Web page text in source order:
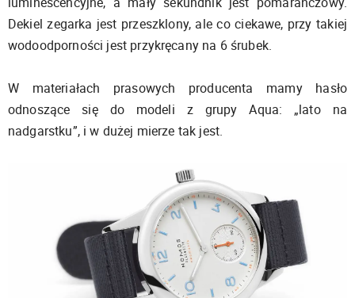
Dekiel zegarka jest przeszklony, ale co ciekawe, przy takiej
wodoodporności jest przykręcany na 6 śrubek.
W materiałach prasowych producenta mamy hasło
odnoszące się do modeli z grupy Aqua: „lato na
nadgarstku”, i w dużej mierze tak jest.